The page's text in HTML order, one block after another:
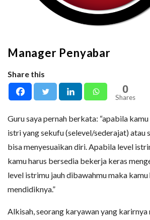
Manager Penyabar
Share this
0
Shares
Guru saya pernah berkata: “apabila
istri yang sekufu (selevel/sederajat) atau
bisa menyesuaikan diri. Apabila level
kamu harus bersedia bekerja keras
level istrimu jauh dibawahmu maka
mendidiknya.”
Alkisah, seorang karyawan yang